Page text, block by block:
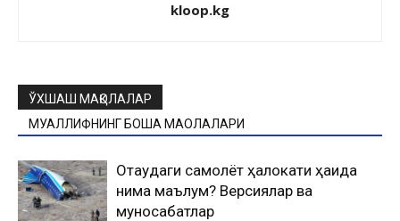
kloop.kg
ЎХШАШ МАҚОЛАЛАР
МУАЛЛИФНИНГ БОШҚА МАҚОЛАЛАРИ
Оқтаудаги самолёт ҳалокати ҳақида
нима маълум? Версиялар ва
муносабатлар